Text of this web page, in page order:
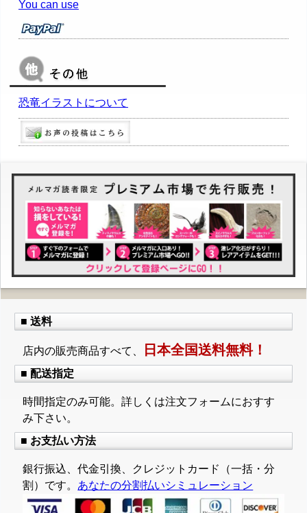
You can use
恐竜イラストについて
■ 送料
店内の販売商品すべて、 日本全国送料無料！
■ 配送指定
時間指定のみ可能。詳しくは注文フォームにおすす
み下さい。
■ お支払い方法
銀行振込、代金引換、クレジットカード（一括・分
割）です。 あなたの分割払いシミュレーション